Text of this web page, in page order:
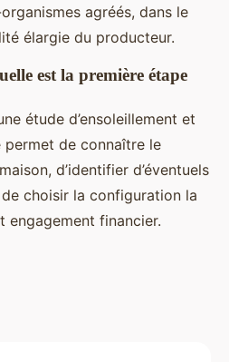
agréés, dans le
élargie du producteur.
est la première étape
étude d’ensoleillement et
de connaître le
d’identifier d’éventuels
de choisir la configuration la
engagement financier.